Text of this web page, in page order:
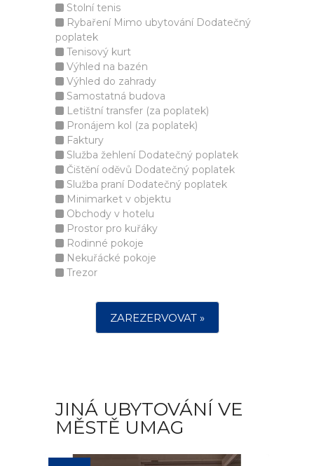
Stolní tenis
Rybaření Mimo ubytování Dodatečný
poplatek
Tenisový kurt
Výhled na bazén
Výhled do zahrady
Samostatná budova
Letištní transfer (za poplatek)
Pronájem kol (za poplatek)
Faktury
Služba žehlení Dodatečný poplatek
Čištění oděvů Dodatečný poplatek
Služba praní Dodatečný poplatek
Minimarket v objektu
Obchody v hotelu
Prostor pro kuřáky
Rodinné pokoje
Nekuřácké pokoje
Trezor
ZAREZERVOVAT »
JINÁ UBYTOVÁNÍ VE
MĚSTĚ UMAG